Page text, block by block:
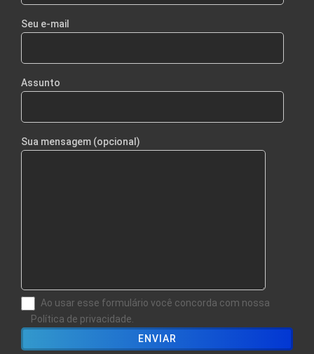
Seu e-mail
Assunto
Sua mensagem (opcional)
Ao usar esse formulário você concorda com nossa
Política de privacidade.